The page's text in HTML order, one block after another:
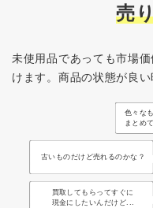
売
未使用品であっても市場
けます。 商品の状態が良い
色々な
まとめ
古いものだけど売れるのかな？
買取してもらってすぐに
現金にしたいんだけど...